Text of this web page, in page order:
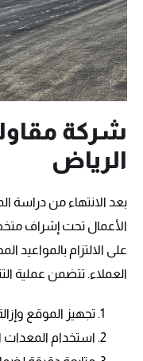
شركة
الرياض
بعد الانتهاء من دراسة
الأعمال تحت إشراف
على الالتزام بالمواعيد
العملاء. تتضمن عملية
تجهيز الموقع
استخدام المعدات